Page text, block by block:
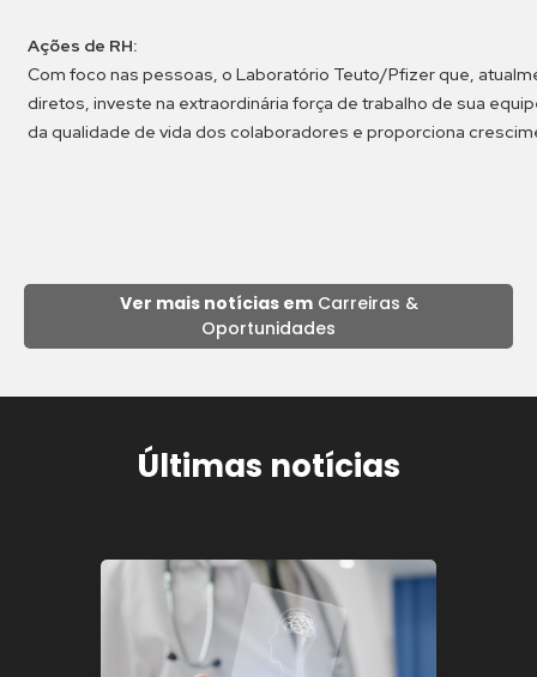
Ações de RH:
Com foco nas pessoas, o Laboratório Teuto/Pfizer que,
diretos, investe na extraordinária força de trabalho de sua
da qualidade de vida dos colaboradores e proporciona
Ver mais notícias emCarreiras &
Oportunidades
Últimas notícias